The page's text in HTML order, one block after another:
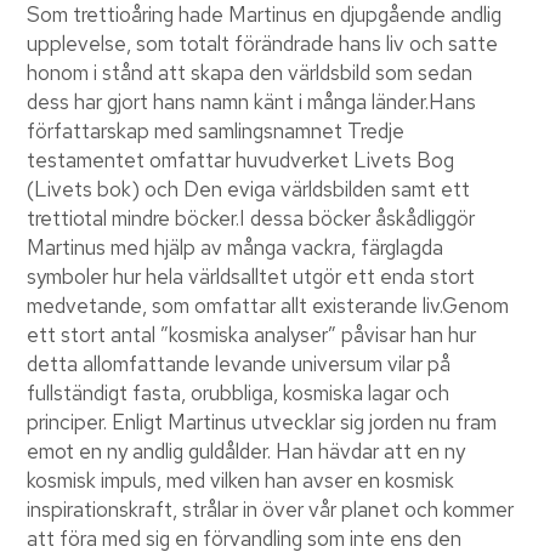
Som trettioåring hade Martinus en djupgående andlig
upplevelse, som totalt förändrade hans liv och satte
honom i stånd att skapa den världsbild som sedan
dess har gjort hans namn känt i många länder.Hans
författarskap med samlingsnamnet Tredje
testamentet omfattar huvudverket Livets Bog
(Livets bok) och Den eviga världsbilden samt ett
trettiotal mindre böcker.I dessa böcker åskådliggör
Martinus med hjälp av många vackra, färglagda
symboler hur hela världsalltet utgör ett enda stort
medvetande, som omfattar allt existerande liv.Genom
ett stort antal ”kosmiska analyser” påvisar han hur
detta allomfattande levande universum vilar på
fullständigt fasta, orubbliga, kosmiska lagar och
principer. Enligt Martinus utvecklar sig jorden nu fram
emot en ny andlig guldålder. Han hävdar att en ny
kosmisk impuls, med vilken han avser en kosmisk
inspirationskraft, strålar in över vår planet och kommer
att föra med sig en förvandling som inte ens den